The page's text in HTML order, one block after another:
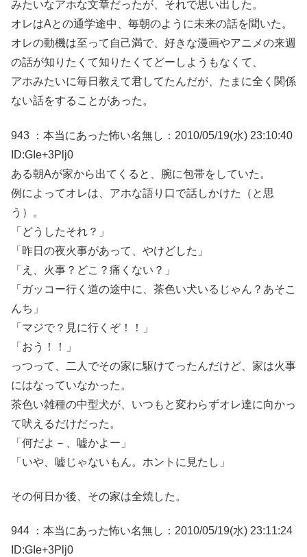
みたいなアホな文章だったが、それで思い出した。
オレはAとの通学途中、毎朝のように未来の話を聞いた。
オレの動機は至って自己満で、好きな漫画やアニメの来週
の話が知りたくて知りたくてどーしようもなくて、
アホみたいに毎日教えて君してたんだが、たまに全く関係
ない話をすることがあった。
943 ：本当にあった怖い名無し：2010/05/19(水) 23:10:40
ID:GIe+3Plj0
ある朝Aが家から出てくると、腕に包帯をしていた。
例によってオレは、アホな語り口で話しかけた（と思
う）。
「どうしたそれ？」
「昨日の夜火事があって、やけどした」
「え、火事？どこ？痛くない？」
「ガッコー行く道の途中に、茶色い犬いるじゃん？あそこ
んち」
「マジで？見に行くぞ！！」
「おう！！」
っつって、二人でその家に駆けてったんだけど、家は火事
にはなっていなかった。
茶色い雑種の中型犬が、いつもと変わらずオレ達に向かっ
て吠えるだけだった。
「何だよ－、嘘かよー」
「いや、嘘じゃないもん。ホントに見たし」
その何日か後、その家は全焼した。
944 ：本当にあった怖い名無し：2010/05/19(水) 23:11:24
ID:GIe+3Plj0